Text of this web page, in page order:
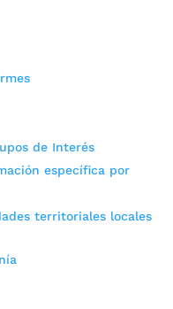
de Interés
específica por
territoriales locales
para este diciembre
2023
Noticias
las autoridades en el
de fin de año.